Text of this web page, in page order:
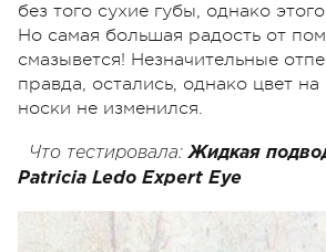
без того сухие губы, однако
Но самая большая радость от
смазывется! Незначительные
правда, остались, однако цвет на
носки не изменился.
Что тестировала:Жидкая
Patricia Ledo Expert Eye